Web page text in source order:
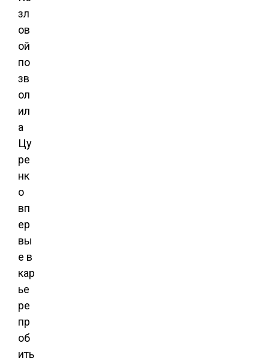
зл
ов
ой
по
зв
ол
ил
а
Цу
ре
нк
о
вп
ер
вы
е в
кар
ье
ре
пр
об
ить